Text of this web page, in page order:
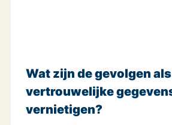
Wat zijn de gevolgen
vertrouwelijke
vernietigen?